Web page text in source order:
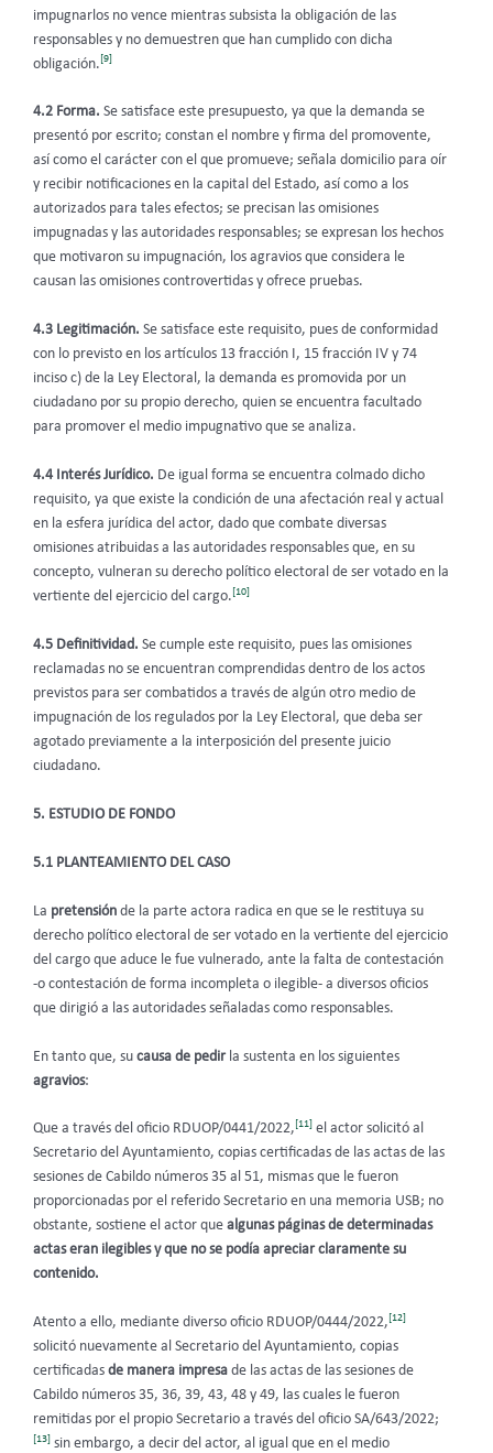
impugnarlos no vence mientras subsista la obligación de las
responsables y no demuestren que han cumplido con dicha
obligación. [9]
4.2 Forma. Se satisface este presupuesto, ya que la demanda se
presentó por escrito; constan el nombre y firma del promovente,
así como el carácter con el que promueve; señala domicilio para oír
y recibir notificaciones en la capital del Estado, así como a los
autorizados para tales efectos; se precisan las omisiones
impugnadas y las autoridades responsables; se expresan los hechos
que motivaron su impugnación, los agravios que considera le
causan las omisiones controvertidas y ofrece pruebas.
4.3 Legitimación. Se satisface este requisito, pues de conformidad
con lo previsto en los artículos 13 fracción I, 15 fracción IV y 74
inciso c) de la Ley Electoral, la demanda es promovida por un
ciudadano por su propio derecho, quien se encuentra facultado
para promover el medio impugnativo que se analiza.
4.4 Interés Jurídico. De igual forma se encuentra colmado dicho
requisito, ya que existe la condición de una afectación real y actual
en la esfera jurídica del actor, dado que combate diversas
omisiones atribuidas a las autoridades responsables que, en su
concepto, vulneran su derecho político electoral de ser votado en la
vertiente del ejercicio del cargo.[10]
4.5 Definitividad. Se cumple este requisito, pues las omisiones
reclamadas no se encuentran comprendidas dentro de los actos
previstos para ser combatidos a través de algún otro medio de
impugnación de los regulados por la Ley Electoral, que deba ser
agotado previamente a la interposición del presente juicio
ciudadano.
5. ESTUDIO DE FONDO
5.1 PLANTEAMIENTO DEL CASO
La pretensión de la parte actora radica en que se le restituya su
derecho político electoral de ser votado en la vertiente del ejercicio
del cargo que aduce le fue vulnerado, ante la falta de contestación
-o contestación de forma incompleta o ilegible- a diversos oficios
que dirigió a las autoridades señaladas como responsables.
En tanto que, su causa de pedir la sustenta en los siguientes
agravios:
Que a través del oficio RDUOP/0441/2022,[11] el actor solicitó al
Secretario del Ayuntamiento, copias certificadas de las actas de las
sesiones de Cabildo números 35 al 51, mismas que le fueron
proporcionadas por el referido Secretario en una memoria USB; no
obstante, sostiene el actor que algunas páginas de determinadas
actas eran ilegibles y que no se podía apreciar claramente su
contenido.
Atento a ello, mediante diverso oficio RDUOP/0444/2022,[12]
solicitó nuevamente al Secretario del Ayuntamiento, copias
certificadas de manera impresa de las actas de las sesiones de
Cabildo números 35, 36, 39, 43, 48 y 49, las cuales le fueron
remitidas por el propio Secretario a través del oficio SA/643/2022;
[13] sin embargo, a decir del actor, al igual que en el medio